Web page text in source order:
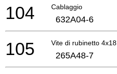
Cablaggio
104 632A04-6
Vite di rubinetto 4x18
105 265A48-7